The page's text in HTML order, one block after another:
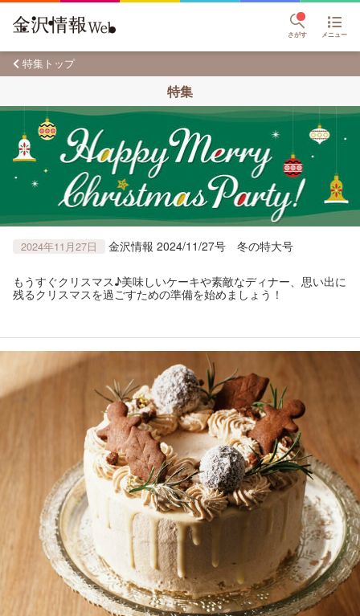
さがす メニュー
特集トップ
特集
2024年11月27日 金沢情報 2024/11/27号 冬の特大号
もうすぐクリスマス♪美味しいケーキや素敵なディナー、思い出に
残るクリスマスを過ごすための準備を始めましょう！